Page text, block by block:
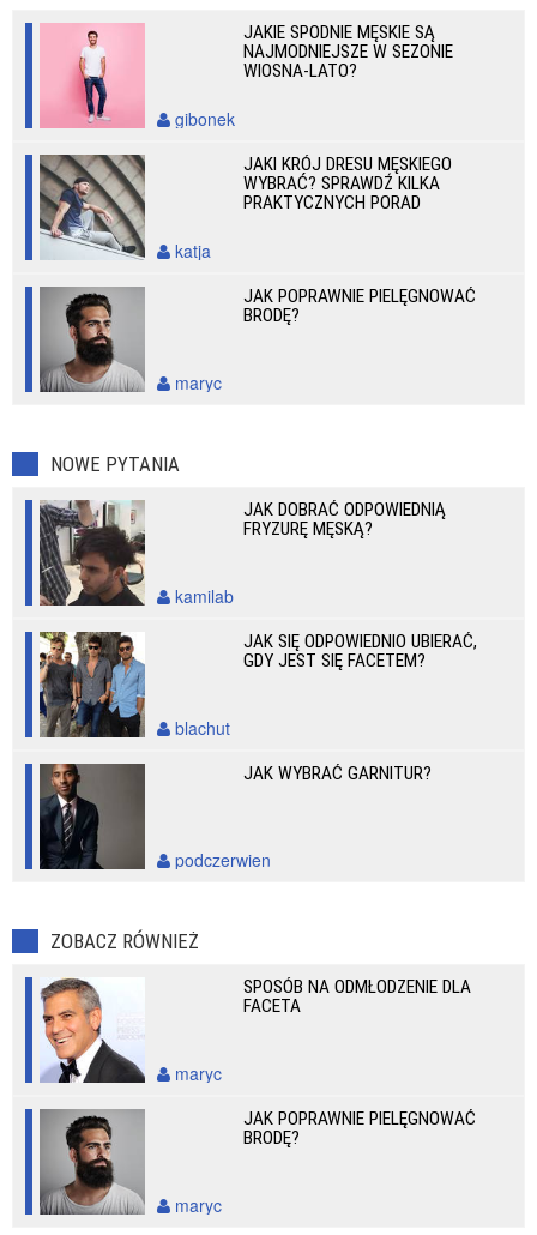
JAKIE SPODNIE MĘSKIE SĄ
NAJMODNIEJSZE W SEZONIE
WIOSNA-LATO?
gibonek
JAKI KRÓJ DRESU MĘSKIEGO
WYBRAĆ? SPRAWDŹ KILKA
PRAKTYCZNYCH PORAD
katja
JAK POPRAWNIE PIELĘGNOWAĆ
BRODĘ?
maryc
NOWE PYTANIA
JAK DOBRAĆ ODPOWIEDNIĄ
FRYZURĘ MĘSKĄ?
kamilab
JAK SIĘ ODPOWIEDNIO UBIERAĆ,
GDY JEST SIĘ FACETEM?
blachut
JAK WYBRAĆ GARNITUR?
podczerwien
ZOBACZ RÓWNIEŻ
SPOSÓB NA ODMŁODZENIE DLA
FACETA
maryc
JAK POPRAWNIE PIELĘGNOWAĆ
BRODĘ?
maryc